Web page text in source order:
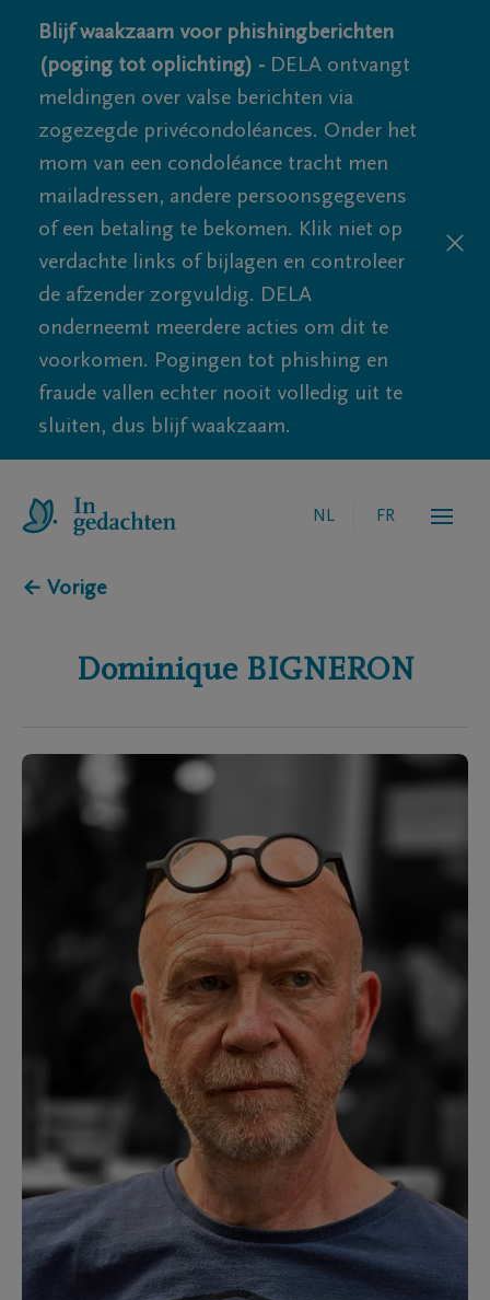
Blijf waakzaam voor phishingberichten
(poging tot oplichting) - DELA ontvangt
meldingen over valse berichten via
zogezegde privécondoléances. Onder het
mom van een condoléance tracht men
mailadressen, andere persoonsgegevens
of een betaling te bekomen. Klik niet op
verdachte links of bijlagen en controleer
de afzender zorgvuldig. DELA
onderneemt meerdere acties om dit te
voorkomen. Pogingen tot phishing en
fraude vallen echter nooit volledig uit te
sluiten, dus blijf waakzaam.
NL FR
← Vorige
Dominique BIGNERON